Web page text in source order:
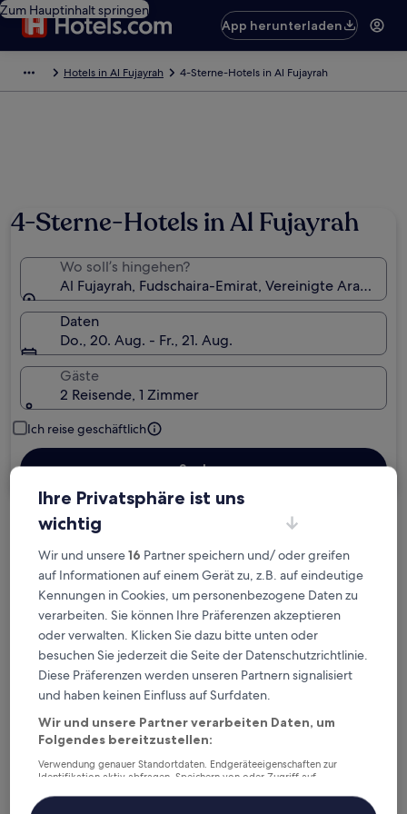
Zum Hauptinhalt springen
App herunterladen
Hotels in Al Fujayrah 4-Sterne-Hotels in Al Fujayrah
4-Sterne-Hotels in Al Fujayrah
Wo soll’s hingehen?
Al Fujayrah, Fudschaira-Emirat, Vereinigte
Daten
Do., 20. Aug. - Fr., 21. Aug.
Gäste
2 Reisende, 1 Zimmer
Ich reise geschäftlich
Suchen
Kostenlose Stornierung bei
Planänderungen
Verdiene Prämien für jede
wahrgenommene Übernachtung
Mehr sparen mit Preisen für Mitglieder
Überprüfe die Preise für diese Daten
Ihre Privatsphäre ist uns
wichtig
Wir und unsere16 Partner speichern und/ oder greifen
auf Informationen auf einem Gerät zu, z.B. auf eindeutige
Kennungen in Cookies, um personenbezogene Daten zu
verarbeiten. Sie können Ihre Präferenzen akzeptieren
oder verwalten. Klicken Sie dazu bitte unten oder
besuchen Sie jederzeit die Seite der Datenschutzrichtlinie.
Diese Präferenzen werden unseren Partnern signalisiert
und haben keinen Einfluss auf Surfdaten.
Wir und unsere Partner verarbeiten Daten, um
Folgendes bereitzustellen:
Verwendung genauer Standortdaten. Endgeräteeigenschaften zur
Identifikation aktiv abfragen. Speichern von oder Zugriff auf
Inhalte, Messung von Werbeleistung und der Performance von Inhalten,